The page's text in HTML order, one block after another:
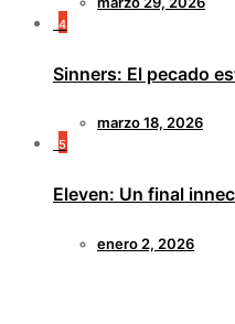
4
Sinners: El pecado
marzo 18, 2026
5
Eleven: Un final
enero 2, 2026